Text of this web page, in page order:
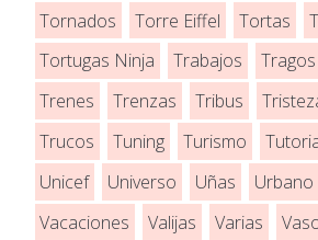
Tornados
Torre Eiffel Tortas
Tortugas Ninja
Trabajos Tragos
Trenes
Trenzas Tribus
Trucos
Tuning Turismo
Unicef
Universo Uñas Urbano
Vacaciones
Valijas Varias